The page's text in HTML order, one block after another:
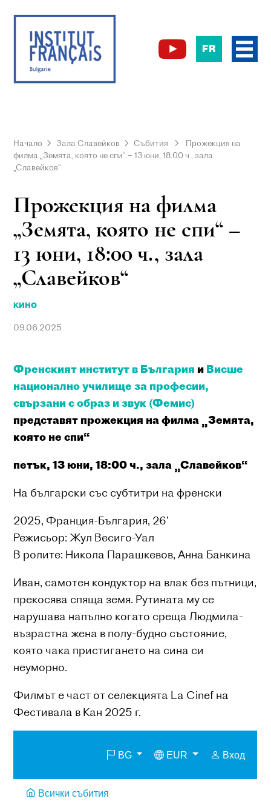
FR
Начало Зала Славейков Събития
Прожекция на
филма „Земята, която не спи“ – 13 юни, 18:00 ч., зала
„Славейков“
Прожекция на филма
„Земята, която не спи“ –
13 юни, 18:00 ч., зала
„Славейков“
КИНО
09.06.2025
Френският институт в България и Висше
национално училище за професии,
свързани с образ и звук (Фемис)
представят прожекция на филма „Земята,
която не спи“
петък, 13 юни, 18:00 ч., зала „Славейков“
На български със субтитри на френски
2025, Франция-България, 26’
Режисьор: Жул Весиго-Уал
В ролите: Никола Парашкевов, Анна Банкина
Иван, самотен кондуктор на влак без пътници,
прекосява спяща земя. Рутината му се
нарушава напълно когато среща Людмила-
възрастна жена в полу-будно състояние,
която чака пристигането на сина си
неуморно.
Филмът е част от селекцията La Cinef на
Фестивала в Кан 2025 г.